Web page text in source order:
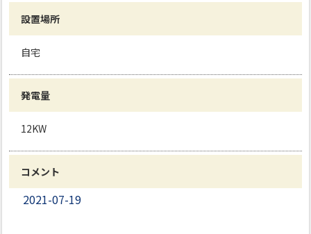
設置場所
自宅
発電量
12KW
コメント
2021-07-19